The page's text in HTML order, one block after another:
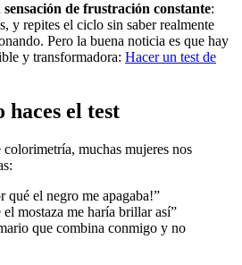
sensación de frustración constante:
y repites el ciclo sin saber realmente
Pero la buena noticia es que hay
y transformadora: Hacer un test de
haces el test
colorimetría, muchas mujeres nos
qué el negro me apagaba!”
mostaza me haría brillar así”
que combina conmigo y no